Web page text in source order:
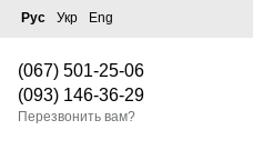
Рус Укр Eng
(067) 501-25-06
(093) 146-36-29
Перезвонить вам?